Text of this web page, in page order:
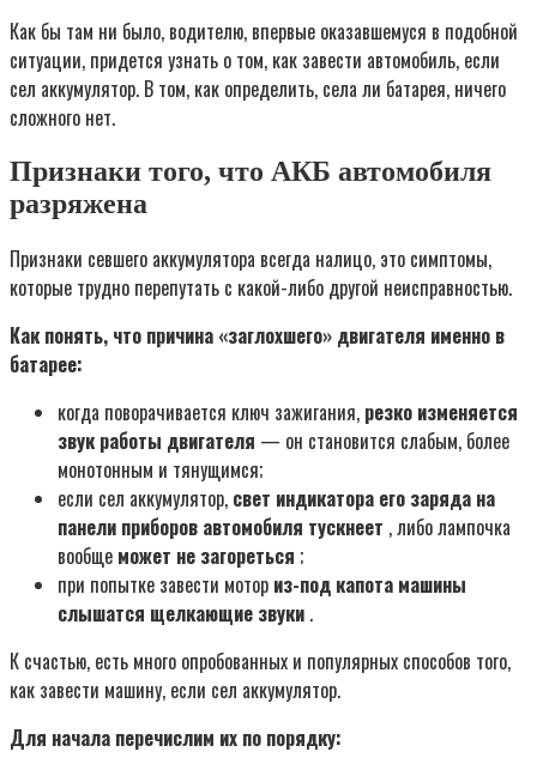
Как бы там ни было, водителю, впервые оказавшемуся в подобной
ситуации, придется узнать о том, как завести автомобиль, если
сел аккумулятор. В том, как определить, села ли батарея, ничего
сложного нет.
Признаки того, что АКБ автомобиля
разряжена
Признаки севшего аккумулятора всегда налицо, это симптомы,
которые трудно перепутать с какой-либо другой неисправностью.
Как понять, что причина «заглохшего» двигателя именно в
батарее:
когда поворачивается ключ зажигания, резко изменяется
звук работы двигателя — он становится слабым, более
монотонным и тянущимся;
если сел аккумулятор, свет индикатора его заряда на
панели приборов автомобиля тускнеет , либо лампочка
вообще может не загореться ;
при попытке завести мотор из-под капота машины
слышатся щелкающие звуки .
К счастью, есть много опробованных и популярных способов того,
как завести машину, если сел аккумулятор.
Для начала перечислим их по порядку: